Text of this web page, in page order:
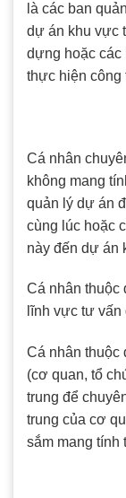
là các ban
dự án khu vực
dựng hoặc các
thực hiện công
Cá nhân
không mang
quản lý dự án
cùng lúc hoặc
này đến dự án
Cá nhân thuộc
lĩnh vực tư vấn
Cá nhân thuộc
(cơ quan, tổ
trung để
trung của cơ
sắm mang tính